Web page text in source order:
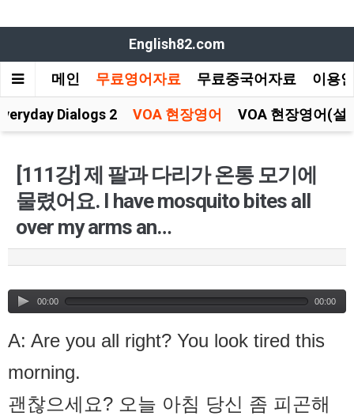
English82.com
메인 무료영어자료 무료중국어자료 이용
Dialogs 2 VOA 현장영어 VOA 현장영어(설
[111강] 제 팔과 다리가 온통 모기에
물렸어요. I have mosquito bites all
over my arms an…
00:00 00:00
A: Are you all right? You look tired this
morning.
괜찮으세요? 오늘 아침 당신 좀 피곤해